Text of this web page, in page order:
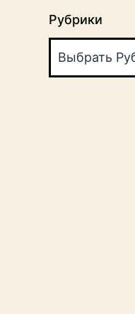
Рубрики